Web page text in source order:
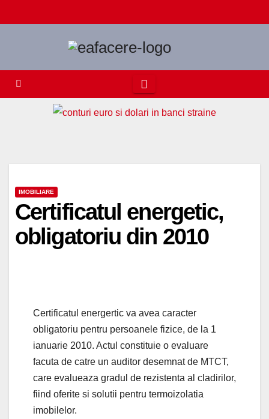
to
IMOBILIARE
Certificatul energetic,
obligatoriu din 2010
Certificatul energertic va avea caracter
obligatoriu pentru persoanele fizice, de la 1
ianuarie 2010. Actul constituie o evaluare
facuta de catre un auditor desemnat de MTCT,
care evalueaza gradul de rezistenta al cladirilor,
fiind oferite si solutii pentru termoizolatia
imobilelor.